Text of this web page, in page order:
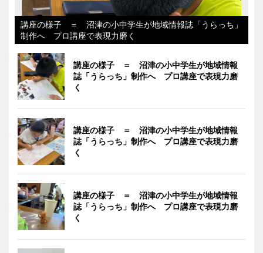
講座の様子 ＝ 沼津の小中学生が地域情報誌「うらっち」
制作へ プロ講座で表現力磨く
講座の様子 ＝ 沼津の小中学生が地域情報
誌「うらっち」制作へ プロ講座で表現力磨
く
講座の様子 ＝ 沼津の小中学生が地域情報
誌「うらっち」制作へ プロ講座で表現力磨
く
講座の様子 ＝ 沼津の小中学生が地域情報
誌「うらっち」制作へ プロ講座で表現力磨
く